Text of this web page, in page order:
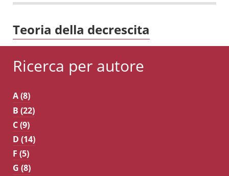
Teoria della decrescita
Ricerca per autore
A (8)
B (22)
C (9)
D (14)
F (5)
G (8)